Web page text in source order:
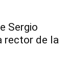
Sergio
rector de la